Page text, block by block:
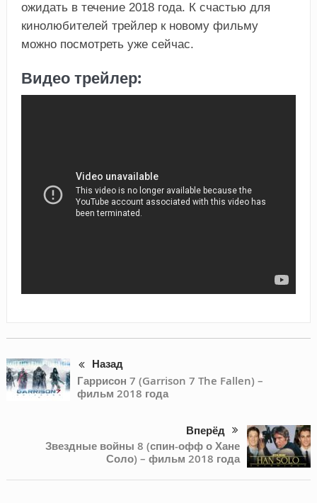
ожидать в течение 2018 года. К счастью для
кинолюбителей трейлер к новому фильму
можно посмотреть уже сейчас.
Видео трейлер:
Назад
Гаррисон 7 (Garrison 7 The Fallen) –
фильм 2018 года
Вперёд
Звездные войны 8 (спин-офф о Хане
Соло) – фильм 2018 года